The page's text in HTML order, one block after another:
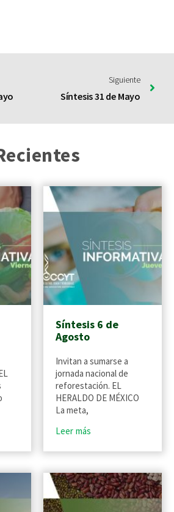
Siguiente
Síntesis 31 de Mayo
Síntesis 6 de
Agosto
Invitan a sumarse a
jornada nacional de
reforestación. EL
HERALDO DE MÉXICO
La meta,
Leer más